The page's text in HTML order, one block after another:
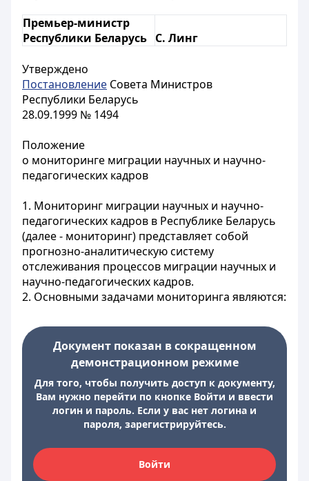
Премьер-министр
Республики Беларусь С. Линг
Утверждено
Постановление Совета Министров
Республики Беларусь
28.09.1999 № 1494
Положение
о мониторинге миграции научных и научно-
педагогических кадров
1. Мониторинг миграции научных и научно-
педагогических кадров в Республике Беларусь
(далее - мониторинг) представляет собой
прогнозно-аналитическую систему
отслеживания процессов миграции научных и
научно-педагогических кадров.
2. Основными задачами мониторинга являются:
Документ показан в сокращенном
демонстрационном режиме
Для того, чтобы получить доступ к документу,
Вам нужно перейти по кнопке Войти и ввести
логин и пароль. Если у вас нет логина и
пароля, зарегистрируйтесь.
Войти